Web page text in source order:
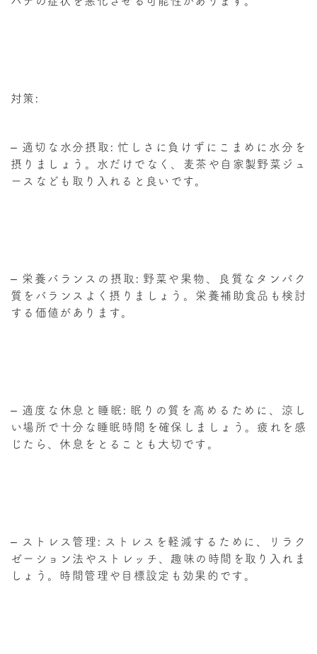
対策:
– 適切な水分摂取: 忙しさに負けずにこまめに水分を
摂りましょう。水だけでなく、麦茶や自家製野菜ジュ
ースなども取り入れると良いです。
– 栄養バランスの摂取: 野菜や果物、良質なタンパク
質をバランスよく摂りましょう。栄養補助食品も検討
する価値があります。
– 適度な休息と睡眠: 眠りの質を高めるために、涼し
い場所で十分な睡眠時間を確保しましょう。疲れを感
じたら、休息をとることも大切です。
– ストレス管理: ストレスを軽減するために、リラク
ゼーション法やストレッチ、趣味の時間を取り入れま
しょう。時間管理や目標設定も効果的です。